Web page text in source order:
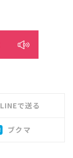
LINEで送る
ブクマ